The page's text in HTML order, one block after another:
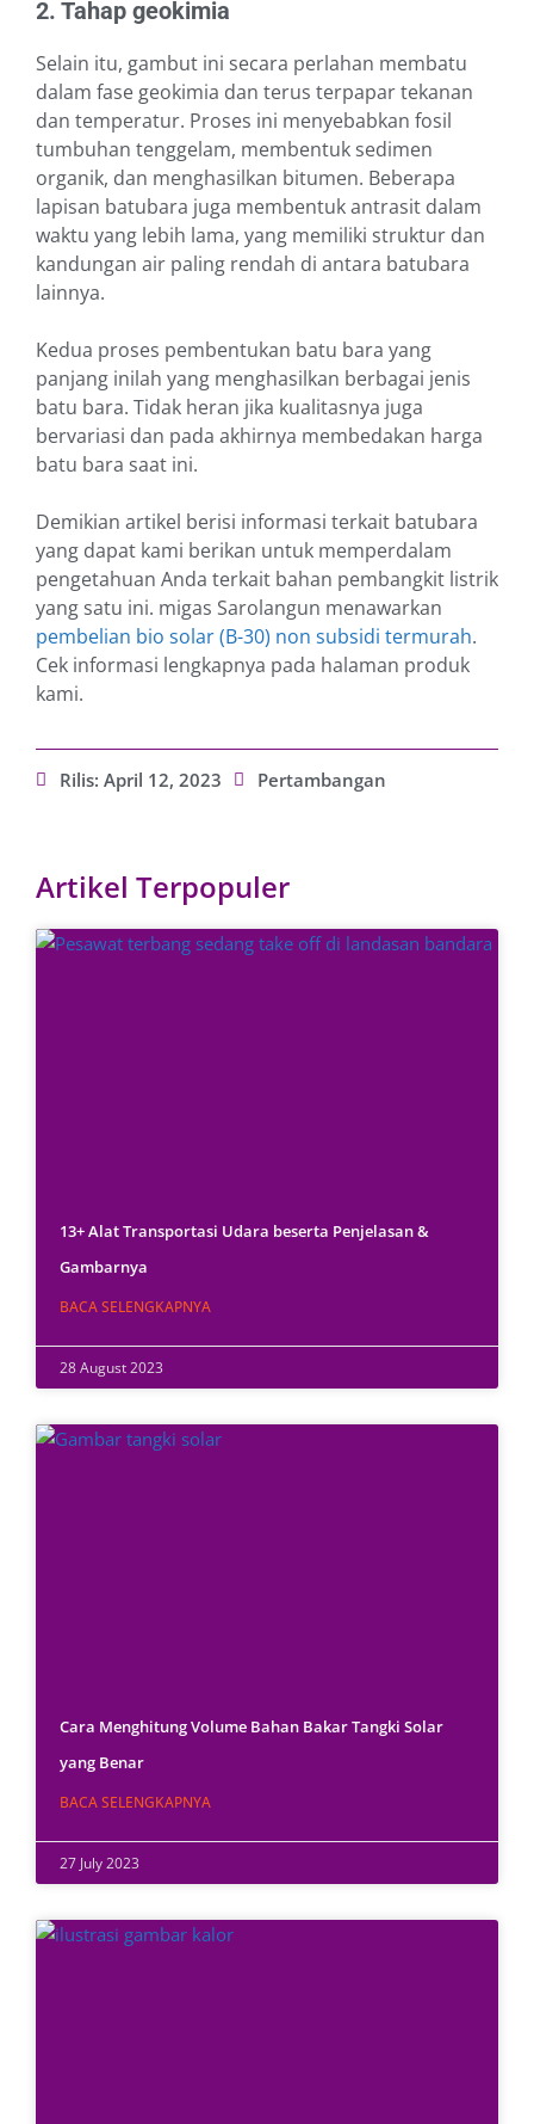
2. Tahap geokimia
Selain itu, gambut ini secara perlahan membatu
dalam fase geokimia dan terus terpapar tekanan
dan temperatur. Proses ini menyebabkan fosil
tumbuhan tenggelam, membentuk sedimen
organik, dan menghasilkan bitumen. Beberapa
lapisan batubara juga membentuk antrasit dalam
waktu yang lebih lama, yang memiliki struktur dan
kandungan air paling rendah di antara batubara
lainnya.
Kedua proses pembentukan batu bara yang
panjang inilah yang menghasilkan berbagai jenis
batu bara. Tidak heran jika kualitasnya juga
bervariasi dan pada akhirnya membedakan harga
batu bara saat ini.
Demikian artikel berisi informasi terkait batubara
yang dapat kami berikan untuk memperdalam
pengetahuan Anda terkait bahan pembangkit listrik
yang satu ini. migas Sarolangun menawarkan
pembelian bio solar (B-30) non subsidi termurah.
Cek informasi lengkapnya pada halaman produk
kami.
Rilis: April 12, 2023 Pertambangan
Artikel Terpopuler
13+ Alat Transportasi Udara beserta Penjelasan &
Gambarnya
BACA SELENGKAPNYA
28 August 2023
Cara Menghitung Volume Bahan Bakar Tangki Solar
yang Benar
BACA SELENGKAPNYA
27 July 2023